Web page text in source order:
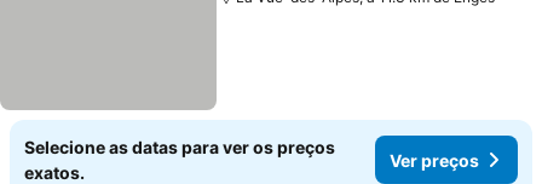
Selecione as datas para ver os preços
exatos.
Ver preços